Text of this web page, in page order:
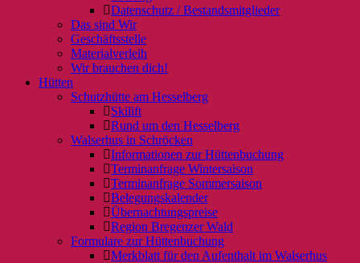
Datenschutz / Bestandsmitglieder
Das sind Wir
Geschäftsstelle
Materialverleih
Wir brauchen dich!
Hütten
Schutzhütte am Hesselberg
Skilift
Rund um den Hesselberg
Walserhus in Schröcken
Informationen zur Hüttenbuchung
Terminanfrage Wintersaison
Terminanfrage Sommersaison
Belegungskalender
Übernachtungspreise
Region Bregenzer Wald
Formulare zur Hüttenbuchung
Merkblatt für den Aufenthalt im Walserhus